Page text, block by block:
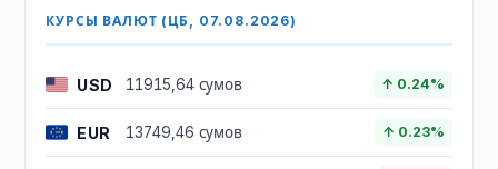
КУРСЫ ВАЛЮТ (ЦБ, 07.08.2026)
USD 11915,64 сумов ↑ 0.24%
EUR 13749,46 сумов ↑ 0.23%